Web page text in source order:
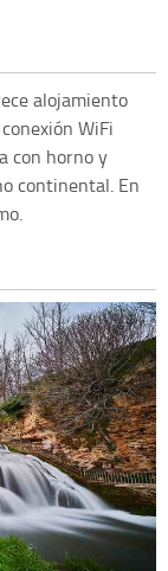
alojamiento
WiFi
con horno y
continental. En